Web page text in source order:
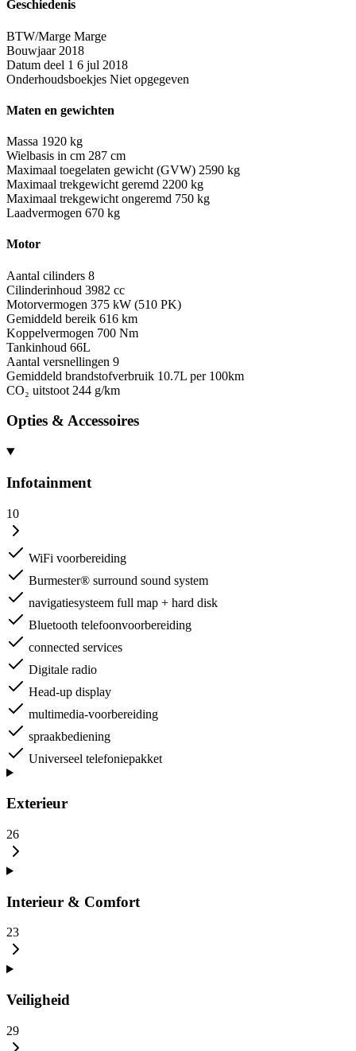
Geschiedenis
BTW/Marge Marge
Bouwjaar 2018
Datum deel 1 6 jul 2018
Onderhoudsboekjes Niet opgegeven
Maten en gewichten
Massa 1920 kg
Wielbasis in cm 287 cm
Maximaal toegelaten gewicht (GVW) 2590 kg
Maximaal trekgewicht geremd 2200 kg
Maximaal trekgewicht ongeremd 750 kg
Laadvermogen 670 kg
Motor
Aantal cilinders 8
Cilinderinhoud 3982 cc
Motorvermogen 375 kW (510 PK)
Gemiddeld bereik 616 km
Koppelvermogen 700 Nm
Tankinhoud 66L
Aantal versnellingen 9
Gemiddeld brandstofverbruik 10.7L per 100km
CO₂ uitstoot 244 g/km
Opties & Accessoires
Infotainment
10
WiFi voorbereiding
Burmester® surround sound system
navigatiesysteem full map + hard disk
Bluetooth telefoonvoorbereiding
connected services
Digitale radio
Head-up display
multimedia-voorbereiding
spraakbediening
Universeel telefoniepakket
Exterieur
26
Interieur & Comfort
23
Veiligheid
29